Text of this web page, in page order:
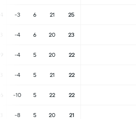
25
21
6
-3
23
20
6
-4
22
20
5
-4
22
21
5
-4
22
22
5
-10
21
20
5
-8